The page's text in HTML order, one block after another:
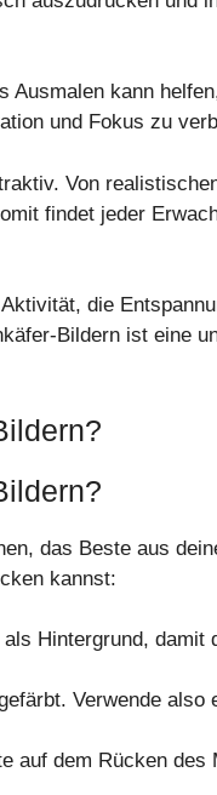
kann
und Fokus zu
Von
findet jeder
die
Bildern ist eine
das Beste aus
kannst:
Hintergrund,
Verwende also
auf dem Rücken des